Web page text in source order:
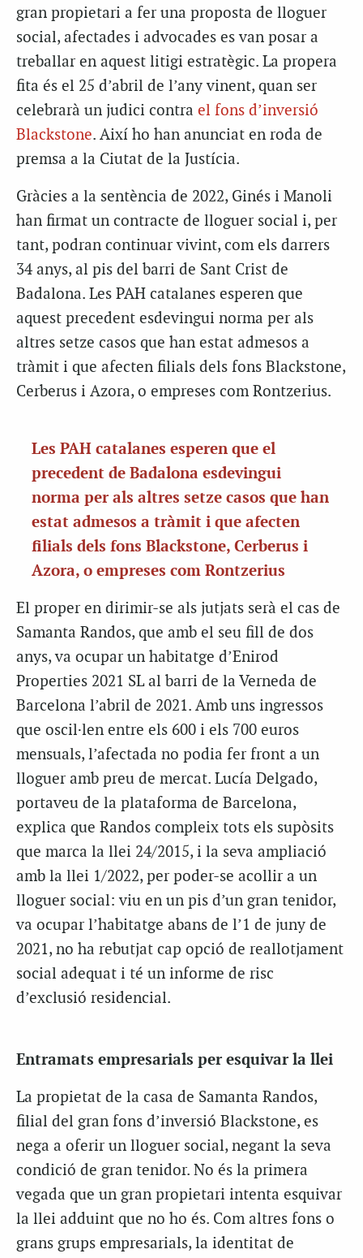
gran propietari a fer una proposta de lloguer
social, afectades i advocades es van posar a
treballar en aquest litigi estratègic. La propera
fita és el 25 d’abril de l’any vinent, quan ser
celebrarà un judici contra el fons d’inversió
Blackstone. Així ho han anunciat en roda de
premsa a la Ciutat de la Justícia.
Gràcies a la sentència de 2022, Ginés i Manoli
han firmat un contracte de lloguer social i, per
tant, podran continuar vivint, com els darrers
34 anys, al pis del barri de Sant Crist de
Badalona. Les PAH catalanes esperen que
aquest precedent esdevingui norma per als
altres setze casos que han estat admesos a
tràmit i que afecten filials dels fons Blackstone,
Cerberus i Azora, o empreses com Rontzerius.
Les PAH catalanes esperen que el
precedent de Badalona esdevingui
norma per als altres setze casos que han
estat admesos a tràmit i que afecten
filials dels fons Blackstone, Cerberus i
Azora, o empreses com Rontzerius
El proper en dirimir-se als jutjats serà el cas de
Samanta Randos, que amb el seu fill de dos
anys, va ocupar un habitatge d’Enirod
Properties 2021 SL al barri de la Verneda de
Barcelona l’abril de 2021. Amb uns ingressos
que oscil·len entre els 600 i els 700 euros
mensuals, l’afectada no podia fer front a un
lloguer amb preu de mercat. Lucía Delgado,
portaveu de la plataforma de Barcelona,
explica que Randos compleix tots els supòsits
que marca la llei 24/2015, i la seva ampliació
amb la llei 1/2022, per poder-se acollir a un
lloguer social: viu en un pis d’un gran tenidor,
va ocupar l’habitatge abans de l’1 de juny de
2021, no ha rebutjat cap opció de reallotjament
social adequat i té un informe de risc
d’exclusió residencial.
Entramats empresarials per esquivar la llei
La propietat de la casa de Samanta Randos,
filial del gran fons d’inversió Blackstone, es
nega a oferir un lloguer social, negant la seva
condició de gran tenidor. No és la primera
vegada que un gran propietari intenta esquivar
la llei adduint que no ho és. Com altres fons o
grans grups empresarials, la identitat de